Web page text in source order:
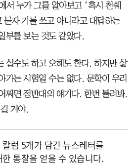
서 누가 그를 알아보고 ‘혹시 천쉐
묻자 기를 쓰고 아니라고 대답하는
부를 보는 것도 같았다.
실수도 하고 오해도 한다. 하지만 삶
가는 시험일 수는 없다. 문학이 우리
쩌면 정반대의 얘기다. 한번 틀려봐.
거야.
럼 5개가 담긴 뉴스레터를
통찰을 얻을 수 있습니다.